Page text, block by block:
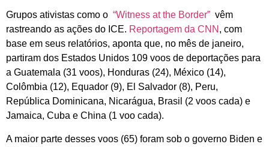
Grupos ativistas como o “Witness at the Border” vêm
rastreando as ações do ICE. Reportagem da CNN , com
base em seus relatórios, aponta que, no mês de janeiro,
partiram dos Estados Unidos 109 voos de deportações para
a Guatemala (31 voos), Honduras (24), México (14),
Colômbia (12), Equador (9), El Salvador (8), Peru,
República Dominicana, Nicarágua, Brasil (2 voos cada) e
Jamaica, Cuba e China (1 voo cada).
A maior parte desses voos (65) foram sob o governo Biden e